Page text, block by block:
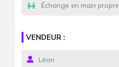
Échange en main propre
VENDEUR :
Léon